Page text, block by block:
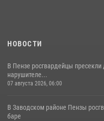
НОВОСТИ
В Пензе росгвардейцы
нарушителе...
07 августа 2026, 06:00
В Заводском районе Пензы
баре